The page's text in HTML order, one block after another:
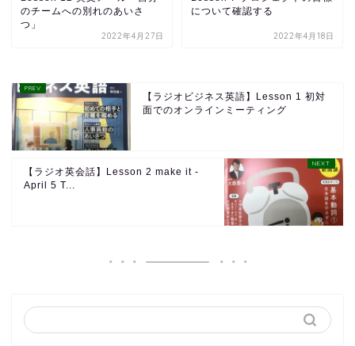
のチームへの別れのあいさ
つ」
2022年4月27日
について確認する
2022年4月18日
【ラジオビジネス英語】Lesson 1 初対
面でのオンラインミーティング
【ラジオ英会話】Lesson 2 make it -
April 5 T...